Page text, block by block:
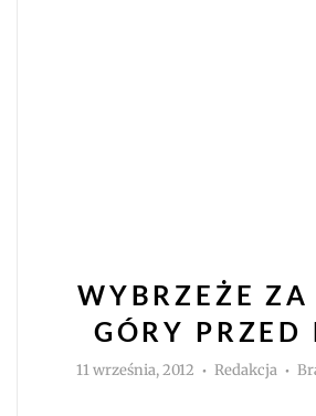
WYBRZEŻE
GÓRY PRZED
11 września, 2012 Autor
Redakcja